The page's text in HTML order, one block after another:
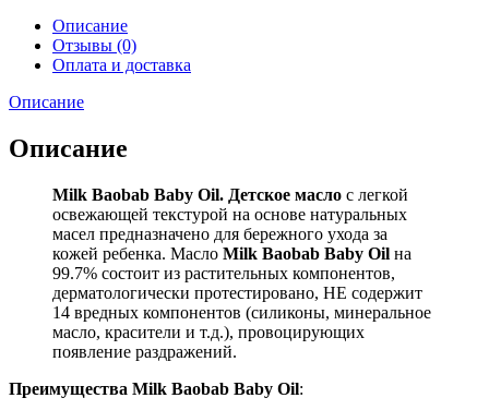
Описание
Отзывы (0)
Оплата и доставка
Описание
Описание
Milk Baobab Baby Oil. Детское масло с легкой
освежающей текстурой на основе натуральных
масел предназначено для бережного ухода за
кожей ребенка. Масло Milk Baobab Baby Oil на
99.7% состоит из растительных компонентов,
дерматологически протестировано, НЕ содержит
14 вредных компонентов (силиконы, минеральное
масло, красители и т.д.), провоцирующих
появление раздражений.
Преимущества Milk Baobab Baby Oil: